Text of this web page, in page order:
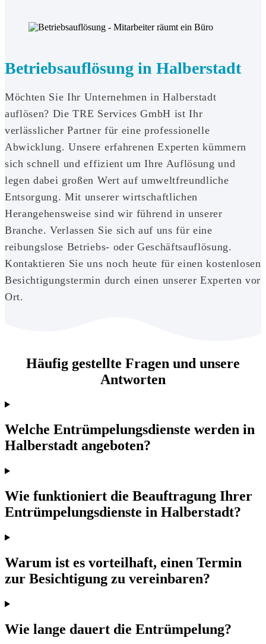
Betriebsauflösung in Halberstadt
Möchten Sie Ihr Unternehmen in Halberstadt
auflösen? Die TRE Services GmbH ist Ihr
verlässlicher Partner für eine professionelle
Abwicklung. Unsere erfahrenen Experten kümmern
sich schnell und effizient um Ihre Auflösung und
legen dabei großen Wert auf umweltfreundliche
Entsorgung. Mit unserer wirtschaftlichen
Herangehensweise sind wir führend in unserer
Branche. Verlassen Sie sich auf uns für eine
reibungslose Betriebs- oder Geschäftsauflösung.
Kontaktieren Sie uns noch heute für einen kostenlosen
Besichtigungstermin durch einen unserer Experten vor
Ort.
Häufig gestellte Fragen und unsere
Antworten
Welche Entrümpelungsdienste werden in
Halberstadt angeboten?
Wie funktioniert die Beauftragung Ihrer
Entrümpelungsdienste in Halberstadt?
Warum ist es vorteilhaft, einen Termin
zur Besichtigung zu vereinbaren?
Wie lange dauert die Entrümpelung?